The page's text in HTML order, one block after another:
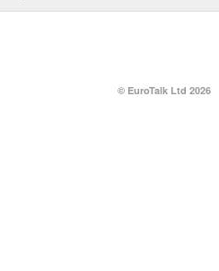
© EuroTalk Ltd 2026